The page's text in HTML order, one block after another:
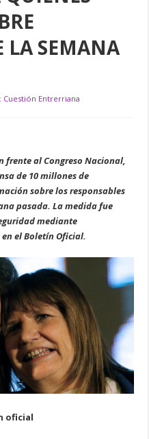
LA SEMANA
Cuestión Entrerriana
frente al Congreso Nacional,
de 10 millones de
sobre los responsables
pasada. La medida fue
mediante
el Boletín Oficial.
oficial